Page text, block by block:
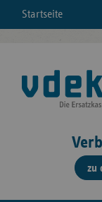
Startseite
zu